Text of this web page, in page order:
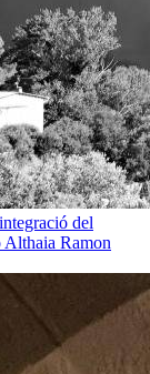
del
Althaia Ramon